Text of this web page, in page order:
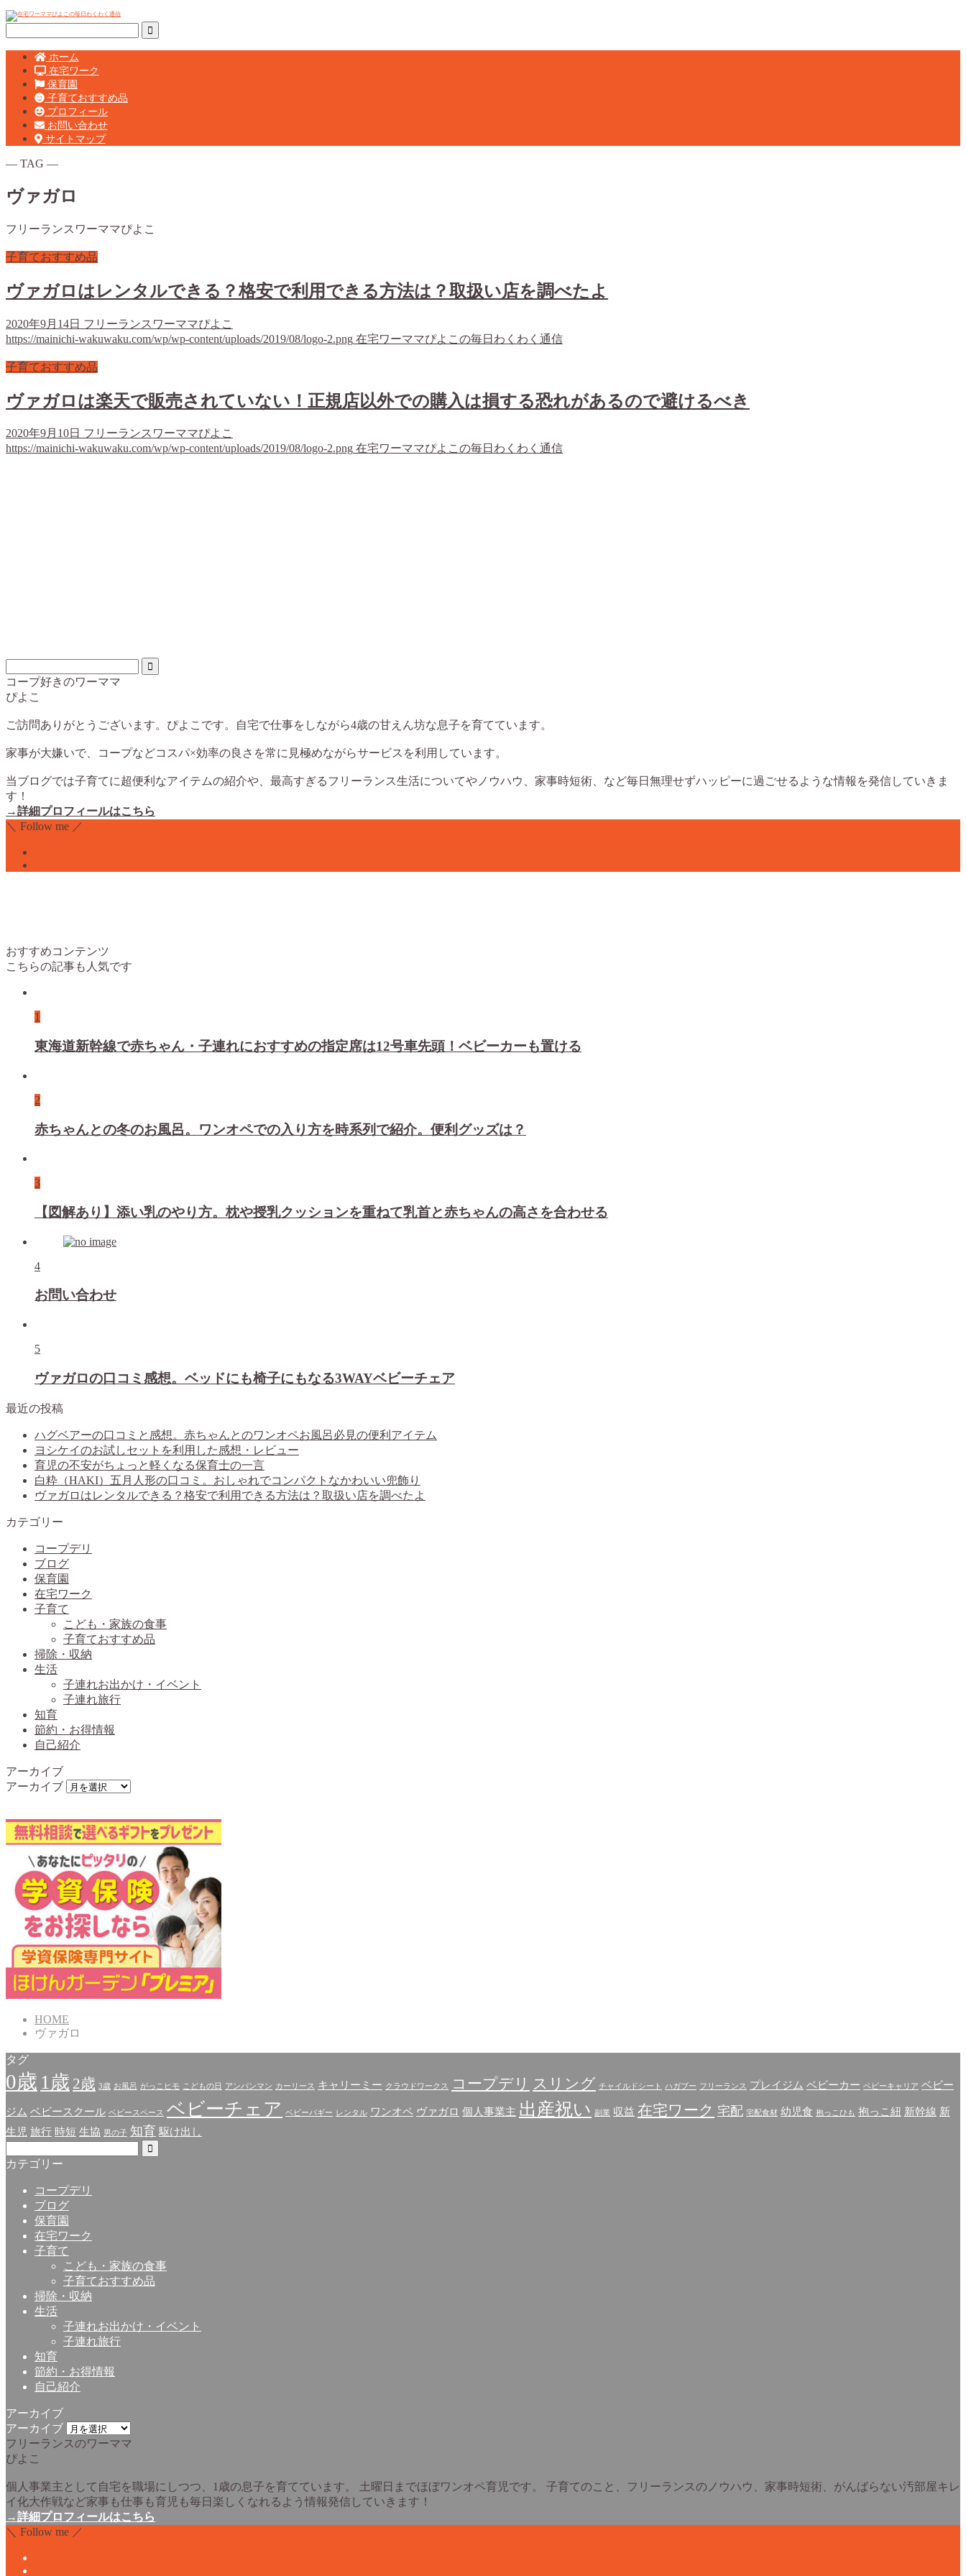
ホーム
在宅ワーク
保育園
子育ておすすめ品
プロフィール
お問い合わせ
サイトマップ
― TAG ―
ヴァガロ
フリーランスワーママぴよこ
子育ておすすめ品
ヴァガロはレンタルできる？格安で利用できる方法は？取扱い店を調べたよ
2020年9月14日 フリーランスワーママぴよこ
https://mainichi-wakuwaku.com/wp/wp-content/uploads/2019/08/logo-2.png 在宅ワーママぴよこの毎日わくわく通信
子育ておすすめ品
ヴァガロは楽天で販売されていない！正規店以外での購入は損する恐れがあるので避けるべき
2020年9月10日 フリーランスワーママぴよこ
https://mainichi-wakuwaku.com/wp/wp-content/uploads/2019/08/logo-2.png 在宅ワーママぴよこの毎日わくわく通信
コープ好きのワーママ
ぴよこ
ご訪問ありがとうございます。ぴよこです。自宅で仕事をしながら4歳の甘えん坊な息子を育てています。
家事が大嫌いで、コープなどコスパ×効率の良さを常に見極めながらサービスを利用しています。
当ブログでは子育てに超便利なアイテムの紹介や、最高すぎるフリーランス生活についてやノウハウ、家事時短術、など毎日無理せずハッピーに過ごせるような情報を発信していきま
す！
→詳細プロフィールはこちら
＼ Follow me ／
おすすめコンテンツ
こちらの記事も人気です
1
東海道新幹線で赤ちゃん・子連れにおすすめの指定席は12号車先頭！ベビーカーも置ける
2
赤ちゃんとの冬のお風呂。ワンオペでの入り方を時系列で紹介。便利グッズは？
3
【図解あり】添い乳のやり方。枕や授乳クッションを重ねて乳首と赤ちゃんの高さを合わせる
4
お問い合わせ
5
ヴァガロの口コミ感想。ベッドにも椅子にもなる3WAYベビーチェア
最近の投稿
ハグベアーの口コミと感想。赤ちゃんとのワンオペお風呂必見の便利アイテム
ヨシケイのお試しセットを利用した感想・レビュー
育児の不安がちょっと軽くなる保育士の一言
白粋（HAKI）五月人形の口コミ。おしゃれでコンパクトなかわいい兜飾り
ヴァガロはレンタルできる？格安で利用できる方法は？取扱い店を調べたよ
カテゴリー
コープデリ
ブログ
保育園
在宅ワーク
子育て
こども・家族の食事
子育ておすすめ品
掃除・収納
生活
子連れお出かけ・イベント
子連れ旅行
知育
節約・お得情報
自己紹介
アーカイブ
アーカイブ
HOME
ヴァガロ
タグ
0歳 1歳 2歳 3歳 お風呂 がっこヒモ こどもの日 アンパンマン カーリース キャリーミー クラウドワークス コープデリ スリング チャイルドシート ハガブー フリーランス プレイジム ベビーカー ベビーキャリア ベビー
ジム ベビースクール ベビースペース ベビーチェア ベビーバギー レンタル ワンオペ ヴァガロ 個人事業主 出産祝い 副業 収益 在宅ワーク 宅配 宅配食材 幼児食 抱っこひも 抱っこ紐 新幹線 新
生児 旅行 時短 生協 男の子 知育 駆け出し
カテゴリー
コープデリ
ブログ
保育園
在宅ワーク
子育て
こども・家族の食事
子育ておすすめ品
掃除・収納
生活
子連れお出かけ・イベント
子連れ旅行
知育
節約・お得情報
自己紹介
アーカイブ
アーカイブ
フリーランスのワーママ
ぴよこ
個人事業主として自宅を職場にしつつ、1歳の息子を育てています。 土曜日までほぼワンオペ育児です。 子育てのこと、フリーランスのノウハウ、家事時短術、がんばらない汚部屋キレ
イ化大作戦など家事も仕事も育児も毎日楽しくなれるよう情報発信していきます！
→詳細プロフィールはこちら
＼ Follow me ／